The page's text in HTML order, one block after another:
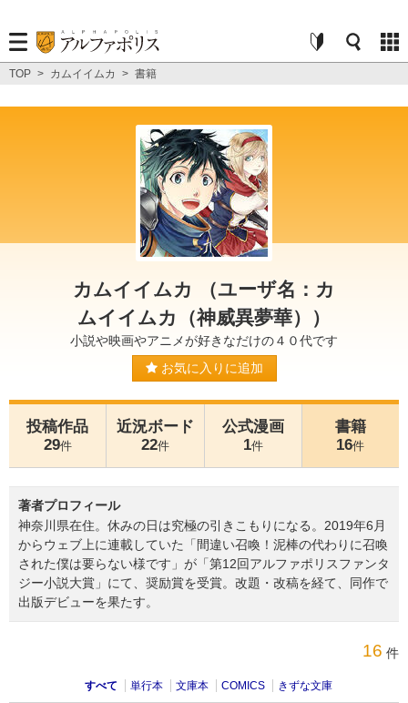
TOP > カムイイムカ > 書籍
カムイイムカ （ユーザ名：カ
ムイイムカ（神威異夢華））
小説や映画やアニメが好きなだけの４０代です
お気に入りに追加
投稿作品
29件
近況ボード
22件
公式漫画
1件
書籍
16件
著者プロフィール
神奈川県在住。休みの日は究極の引きこもりになる。2019年6月
からウェブ上に連載していた「間違い召喚！泥棒の代わりに召喚
された僕は要らない様です」が「第12回アルファポリスファンタ
ジー小説大賞」にて、奨励賞を受賞。改題・改稿を経て、同作で
出版デビューを果たす。
16 件
すべて 単行本 文庫本 COMICS きずな文庫